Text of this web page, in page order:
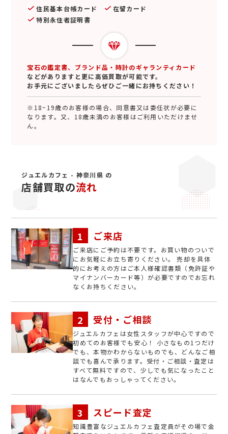
住民基本台帳カード
在留カード
特別永住者証明書
宝石の鑑定書、ブランド品・時計のギャランティカード
などがありますと更に高価買取が可能です。
お手元にございましたらぜひご一緒にお持ちください！
※18~19歳のお客様の場合、同意書又は委任状が必要に
なります。又、18歳未満のお客様はご利用いただけませ
ん。
ジュエルカフェ - 神奈川県 の
店舗買取の流れ
ご来店
ご来店にご予約は不要です。お買い物のついで
にお気軽にお立ち寄りください。 売却を具体
的にお考えの方はご本人様確認書類（免許証や
マイナンバーカード等）が必要ですのでお忘れ
なくお持ちください。
受付・ご相談
ジュエルカフェは女性スタッフが中心ですので
初めてのお客様でも安心！ 小さなもの1つだけ
でも、本物かわからないものでも、どんなご相
談でも喜んで承ります。受付・ご相談・査定は
すべて無料ですので、少しでも気になったこと
はなんでもおっしゃってください。
スピード査定
知識豊富なジュエルカフェ査定員がその場で金